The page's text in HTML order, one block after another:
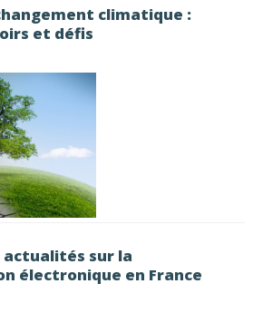
climatique :
et défis
actualités sur la
électronique en France